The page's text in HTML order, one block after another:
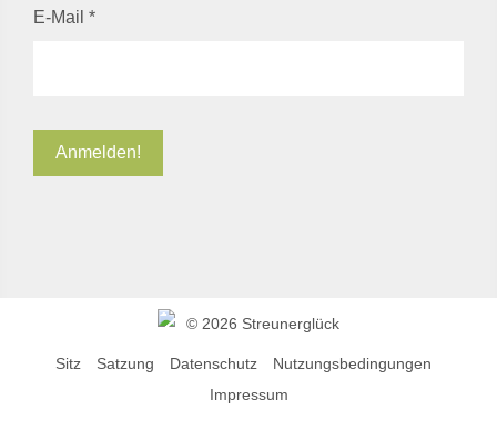
E-Mail *
© 2026 Streunerglück
Sitz Satzung Datenschutz
Nutzungsbedingungen
Impressum